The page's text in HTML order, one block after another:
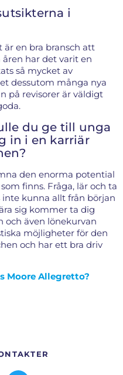
i
är en bra bransch att
åren har det varit en
så mycket av
dessutom många nya
på revisorer är väldigt
du ge till unga
in i en karriär
den enorma potential
finns. Fråga, lär och ta
inte kunna allt från början
sig kommer ta dig
och även lönekurvan
möjligheter för den
och har ett bra driv
Moore Allegretto?